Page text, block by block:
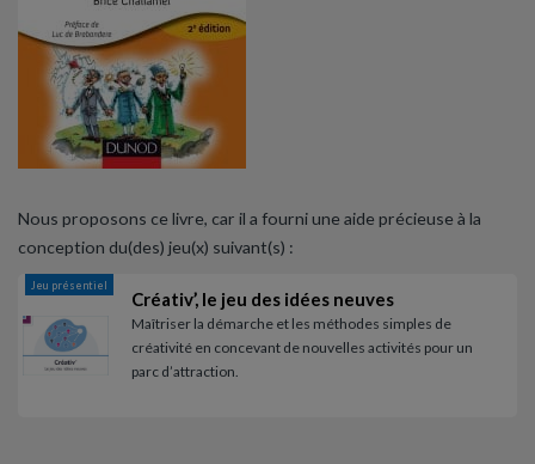
Nous proposons ce livre, car il a fourni une aide précieuse à la
conception du(des) jeu(x) suivant(s) :
Jeu présentiel
Créativ’, le jeu des idées neuves
Maîtriser la démarche et les méthodes simples de
créativité en concevant de nouvelles activités pour un
parc d’attraction.